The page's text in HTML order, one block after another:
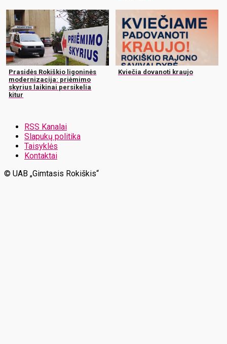
Prasidės Rokiškio ligoninės
modernizacija: priėmimo
skyrius laikinai persikelia
kitur
Kviečia dovanoti kraujo
RSS Kanalai
Slapukų politika
Taisyklės
Kontaktai
© UAB „Gimtasis Rokiškis“